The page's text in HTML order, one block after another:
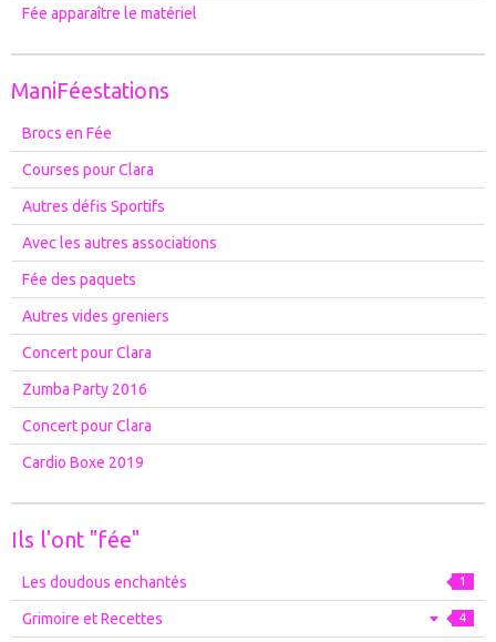
Fée apparaître le matériel
ManiFéestations
Brocs en Fée
Courses pour Clara
Autres défis Sportifs
Avec les autres associations
Fée des paquets
Autres vides greniers
Concert pour Clara
Zumba Party 2016
Concert pour Clara
Cardio Boxe 2019
Ils l'ont "fée"
Les doudous enchantés 1
Grimoire et Recettes 4